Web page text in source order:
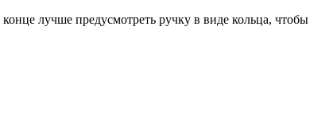
лучше предусмотреть ручку в виде кольца, чтобы